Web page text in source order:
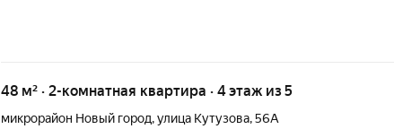
48 м² · 2-комнатная квартира · 4 этаж из 5
микрорайон Новый город,улица Кутузова,56А